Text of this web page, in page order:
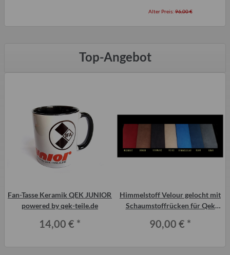
Alter Preis:96,00 €
Top-Angebot
Fan-Tasse Keramik QEK JUNIOR
powered by qek-teile.de
14,00 € *
Himmelstoff Velour gelocht mit
Schaumstoffrücken für Qek
90,00 € *